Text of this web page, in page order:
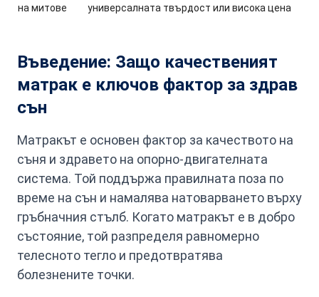
на митове
универсалната твърдост или висока цена
Въведение: Защо качественият
матрак е ключов фактор за здрав
сън
Матракът е основен фактор за качеството на
съня и здравето на опорно-двигателната
система. Той поддържа правилната поза по
време на сън и намалява натоварването върху
гръбначния стълб. Когато матракът е в добро
състояние, той разпределя равномерно
телесното тегло и предотвратява
болезнените точки.